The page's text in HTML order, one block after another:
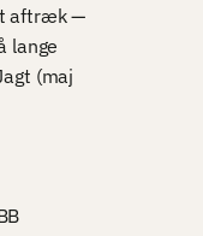
aftræk —
lange
(maj